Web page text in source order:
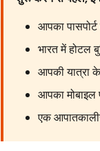
आपका
भारत में होटल
आपकी यात्रा
आपका मोबाइल
एक